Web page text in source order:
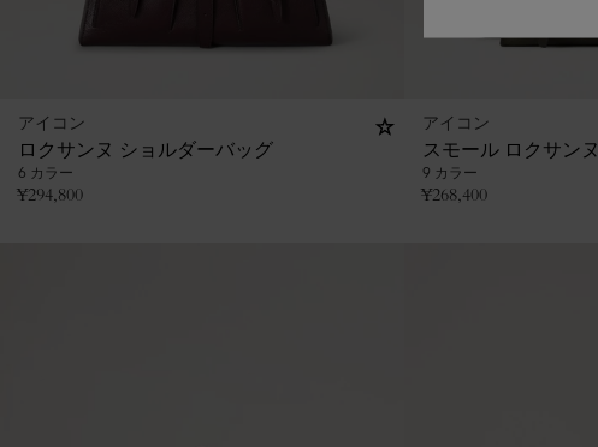
アイコン
ロクサンヌ ショルダーバッグ
6 カラー
¥294,800
アイコン
スモール ロクサンヌ
9 カラー
¥268,400